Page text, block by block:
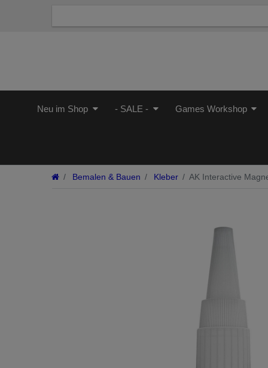
Neu im Shop - SALE - Games Workshop
Bemalen & Bauen Kleber AK Interactive